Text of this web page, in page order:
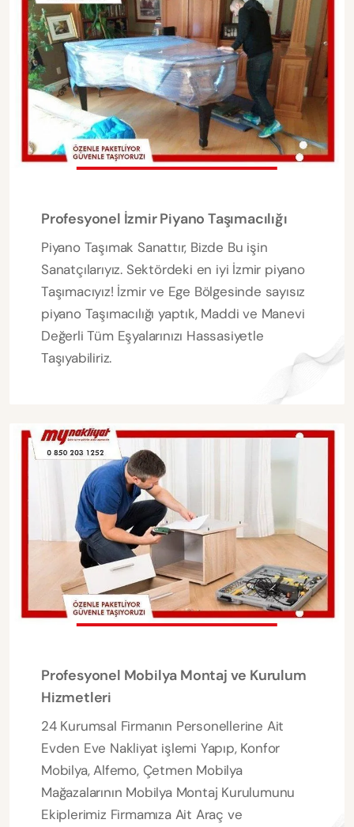
Profesyonel İzmir Piyano Taşımacılığı
Piyano Taşımak Sanattır, Bizde Bu işin
Sanatçılarıyız. Sektördeki en iyi İzmir piyano
Taşımacıyız! İzmir ve Ege Bölgesinde sayısız
piyano Taşımacılığı yaptık, Maddi ve Manevi
Değerli Tüm Eşyalarınızı Hassasiyetle
Taşıyabiliriz.
Profesyonel Mobilya Montaj ve Kurulum
Hizmetleri
24 Kurumsal Firmanın Personellerine Ait
Evden Eve Nakliyat işlemi Yapıp, Konfor
Mobilya, Alfemo, Çetmen Mobilya
Mağazalarının Mobilya Montaj Kurulumunu
Ekiplerimiz Firmamıza Ait Araç ve